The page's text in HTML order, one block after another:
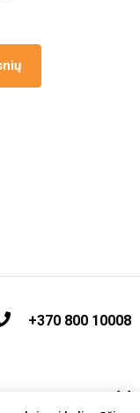
+370 800 10008